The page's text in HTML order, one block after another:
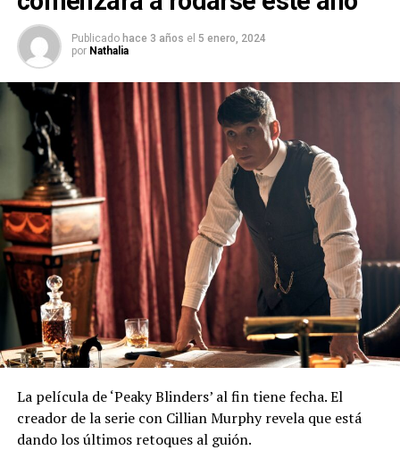
Publicado hace 3 años el 5 enero, 2024
por Nathalia
La película de ‘Peaky Blinders’ al fin tiene fecha. El
creador de la serie con Cillian Murphy revela que está
dando los últimos retoques al guión.